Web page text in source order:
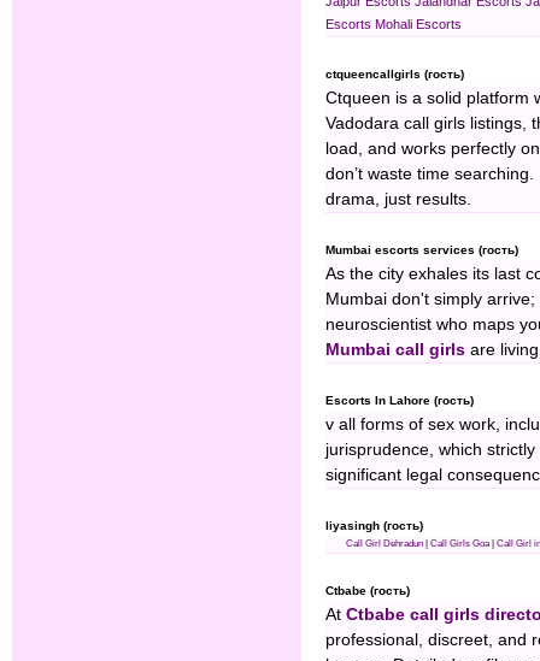
Escorts Mohali Escorts
ctqueencallgirls (гость)
Ctqueen is a solid platform
Vadodara call girls listings,
load, and works perfectly
don’t waste time
drama, just results.
Mumbai escorts services (гость)
As the city exhales its last
Mumbai don't simply
neuroscientist who maps
Mumbai call girls are
Escorts In Lahore (гость)
v all forms of sex work,
jurisprudence, which
significant legal
liyasingh (гость)
Call Girl Dehradun| Call Girls Goa| Call Girl
Ctbabe (гость)
At Ctbabe call girls
professional, discreet, and